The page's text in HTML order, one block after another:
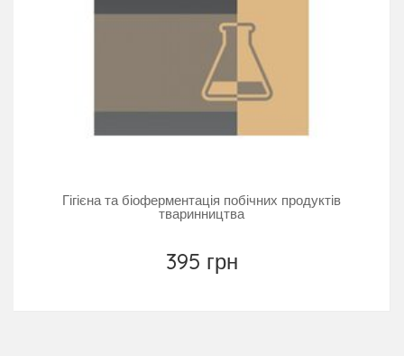
Гігієна та біоферментація побічних продуктів
тваринництва
395 грн